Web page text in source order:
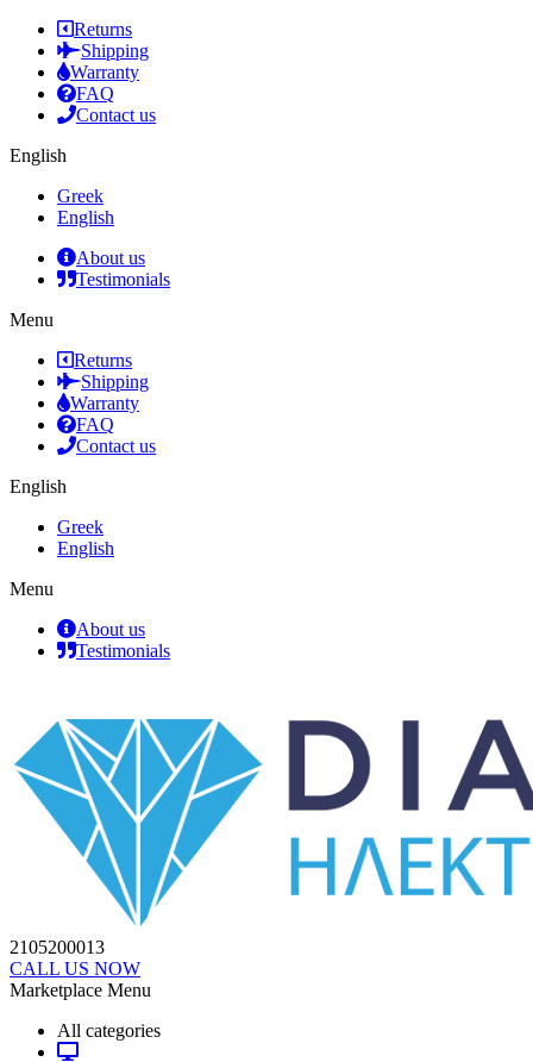
Returns
Shipping
Warranty
FAQ
Contact us
English
Greek
English
About us
Testimonials
Menu
Returns
Shipping
Warranty
FAQ
Contact us
English
Greek
English
Menu
About us
Testimonials
2105200013
CALL US NOW
Marketplace Menu
All categories